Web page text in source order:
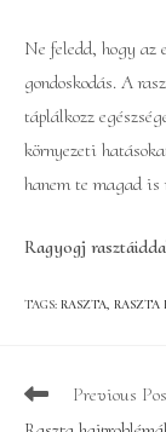
Ne feledd, hogy az
gondoskodás. A
táplálkozz
környezeti
hanem te magad
Ragyogj
TAGS: RASZTA, RASZTA
Read
Previous